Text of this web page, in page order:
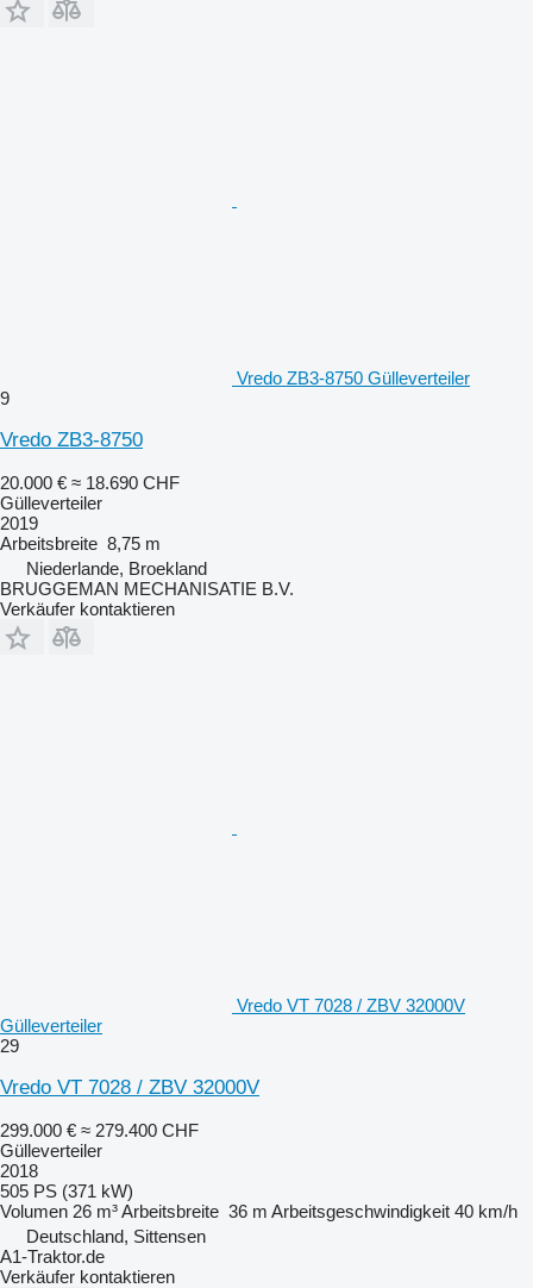
Vredo ZB3-8750 Gülleverteiler
9
Vredo ZB3-8750
20.000 € ≈ 18.690 CHF
Gülleverteiler
2019
Arbeitsbreite 8,75 m
Niederlande, Broekland
BRUGGEMAN MECHANISATIE B.V.
Verkäufer kontaktieren
Vredo VT 7028 / ZBV 32000V
Gülleverteiler
29
Vredo VT 7028 / ZBV 32000V
299.000 € ≈ 279.400 CHF
Gülleverteiler
2018
505 PS (371 kW)
Volumen 26 m³Arbeitsbreite 36 m Arbeitsgeschwindigkeit 40 km/h
Deutschland, Sittensen
A1-Traktor.de
Verkäufer kontaktieren